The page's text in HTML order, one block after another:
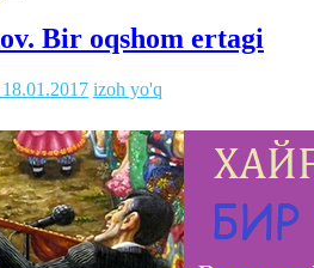
Bir oqshom ertagi
18.01.2017 izoh yo'q